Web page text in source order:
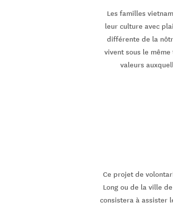
Les familles
leur culture avec
différente de la
vivent sous le
valeurs
Ce projet de
Long ou de la ville
consistera à assister